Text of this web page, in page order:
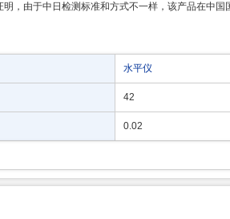
，由于中日检测标准和方式不一样，该产品在中
水平仪
42
0.02